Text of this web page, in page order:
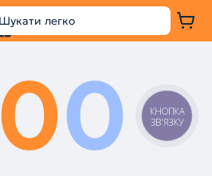
00
КНОПКА
ЗВ'ЯЗКУ